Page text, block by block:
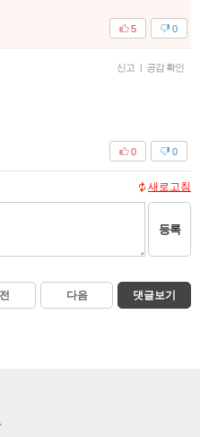
0
5
신고 | 공감 확인
0
0
새로고침
등록
다음 댓글보기